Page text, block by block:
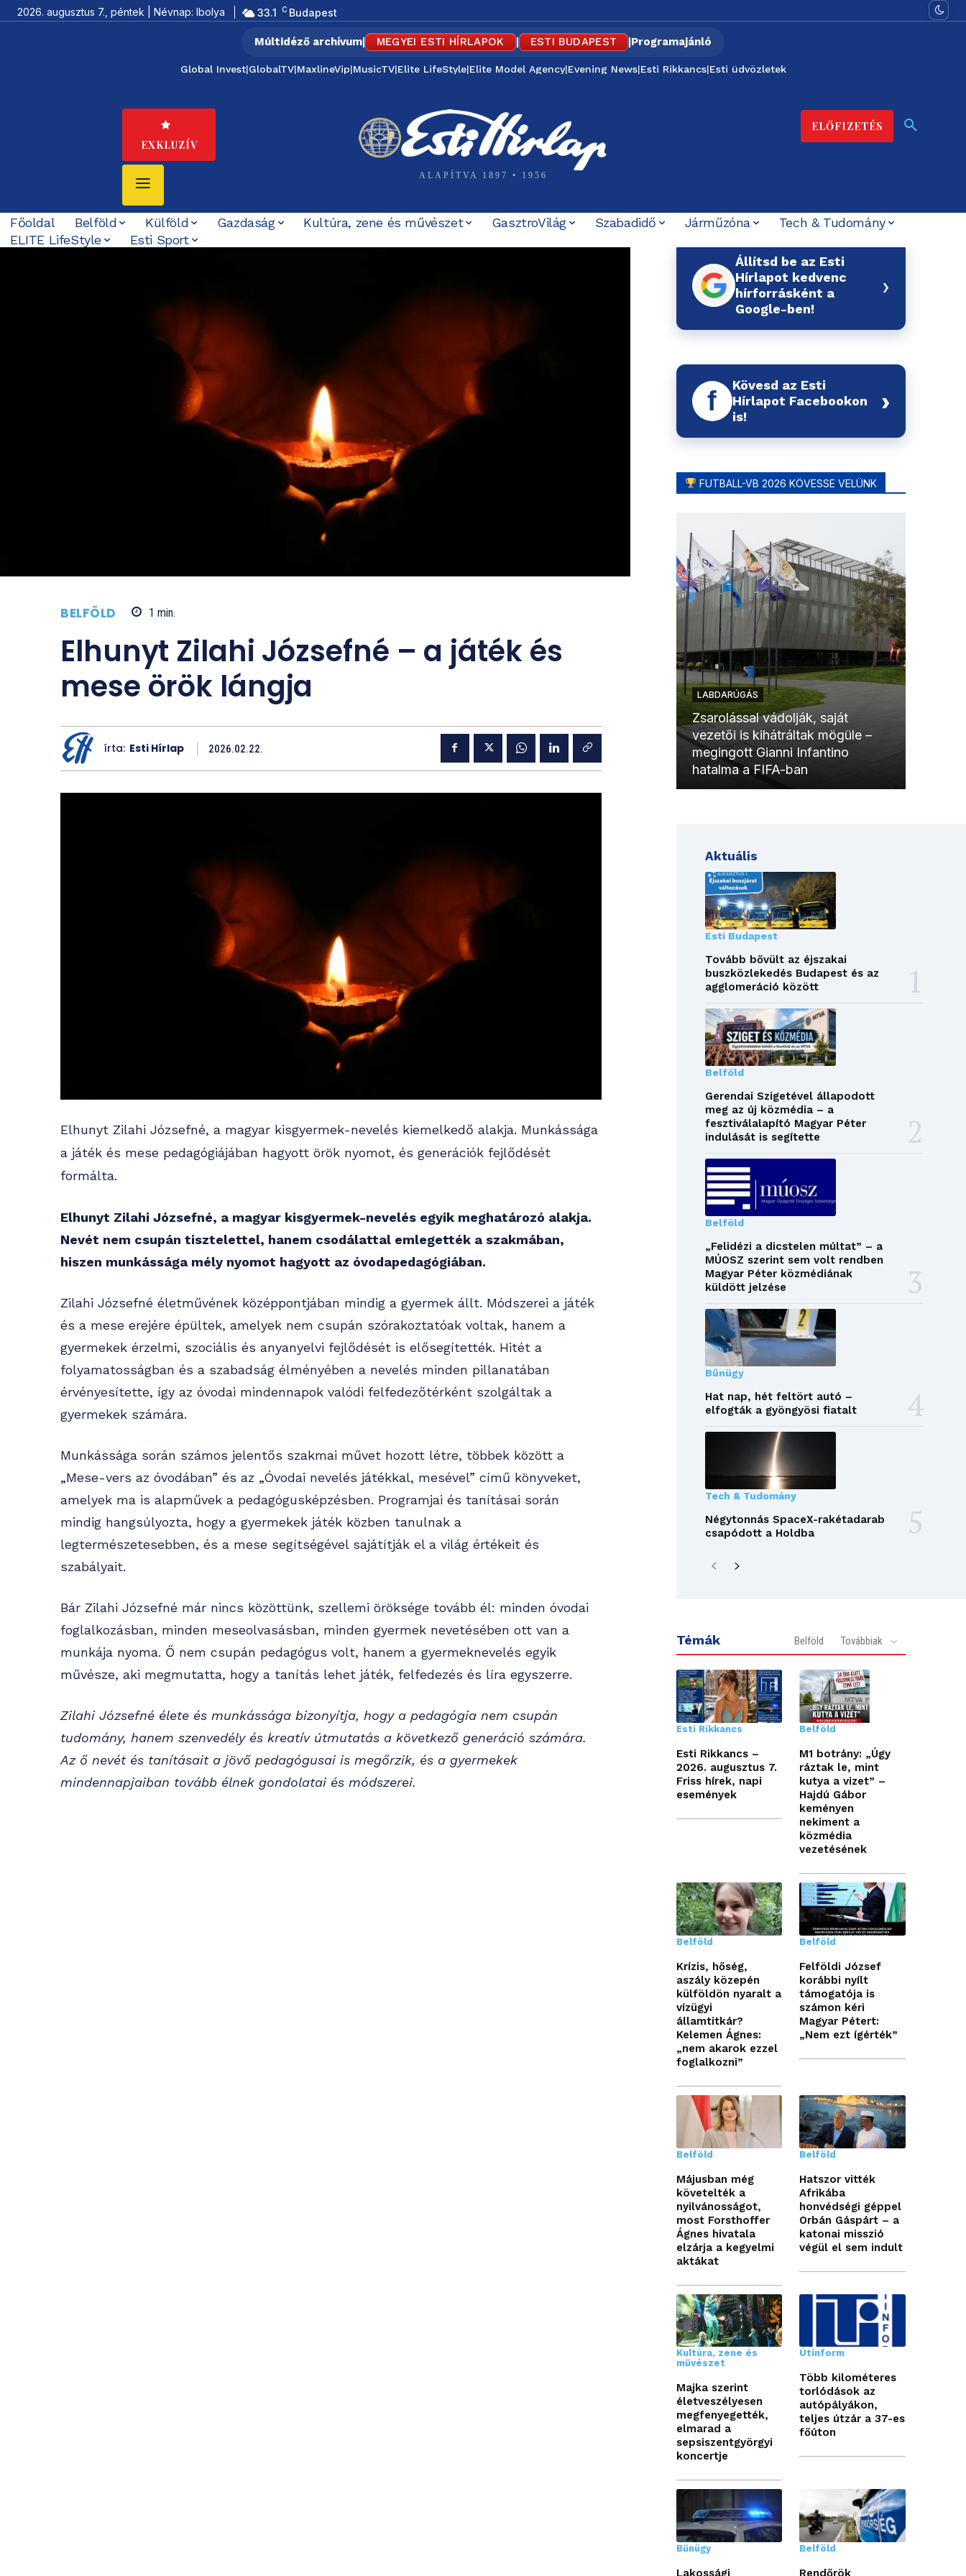
2026. augusztus 7., péntek | Névnap: Ibolya 33.1 C Budapest
Múltidéző archívum| MEGYEI ESTI HÍRLAPOK | ESTI BUDAPEST |Programajánló
Global Invest|GlobalTV|MaxlineVip|MusicTV|Elite LifeStyle|Elite Model Agency|Evening News|Esti Rikkancs|Esti üdvözletek
EXKLUZÍV
ALAPÍTVA 1897 • 1956
ELŐFIZETÉS
Főoldal Belföld Külföld Gazdaság Kultúra, zene és művészet GasztroVilág Szabadidő Járműzóna
Tech & Tudomány
ELITE LifeStyle
Esti Sport
BELFÖLD 1 min.
Elhunyt Zilahi Józsefné – a játék és
mese örök lángja
írta: Esti Hírlap 2026.02.22.
Elhunyt Zilahi Józsefné, a magyar kisgyermek-nevelés kiemelkedő alakja. Munkássága
a játék és mese pedagógiájában hagyott örök nyomot, és generációk fejlődését
formálta.
Elhunyt Zilahi Józsefné, a magyar kisgyermek-nevelés egyik meghatározó alakja.
Nevét nem csupán tisztelettel, hanem csodálattal emlegették a szakmában,
hiszen munkássága mély nyomot hagyott az óvodapedagógiában.
Zilahi Józsefné életművének középpontjában mindig a gyermek állt. Módszerei a játék
és a mese erejére épültek, amelyek nem csupán szórakoztatóak voltak, hanem a
gyermekek érzelmi, szociális és anyanyelvi fejlődését is elősegítették. Hitét a
folyamatosságban és a szabadság élményében a nevelés minden pillanatában
érvényesítette, így az óvodai mindennapok valódi felfedezőtérként szolgáltak a
gyermekek számára.
Munkássága során számos jelentős szakmai művet hozott létre, többek között a
„Mese-vers az óvodában” és az „Óvodai nevelés játékkal, mesével” című könyveket,
amelyek ma is alapművek a pedagógusképzésben. Programjai és tanításai során
mindig hangsúlyozta, hogy a gyermekek játék közben tanulnak a
legtermészetesebben, és a mese segítségével sajátítják el a világ értékeit és
szabályait.
Bár Zilahi Józsefné már nincs közöttünk, szellemi öröksége tovább él: minden óvodai
foglalkozásban, minden meseolvasásban, minden gyermek nevetésében ott van a
munkája nyoma. Ő nem csupán pedagógus volt, hanem a gyermeknevelés egyik
művésze, aki megmutatta, hogy a tanítás lehet játék, felfedezés és líra egyszerre.
Zilahi Józsefné élete és munkássága bizonyítja, hogy a pedagógia nem csupán
tudomány, hanem szenvedély és kreatív útmutatás a következő generáció számára.
Az ő nevét és tanításait a jövő pedagógusai is megőrzik, és a gyermekek
mindennapjaiban tovább élnek gondolatai és módszerei.
Állítsd be az Esti
Hírlapot kedvenc
hírforrásként a
Google-ben!
›
f
Kövesd az Esti
Hírlapot Facebookon
is!
›
FUTBALL-VB 2026 KÖVESSE VELÜNK
LABDARÚGÁS
Zsarolással vádolják, saját
vezetői is kihátráltak mögüle –
megingott Gianni Infantino
hatalma a FIFA-ban
Aktuális
Esti Budapest
Tovább bővült az éjszakai
buszközlekedés Budapest és az
agglomeráció között
Belföld
Gerendai Szigetével állapodott
meg az új közmédia – a
fesztiválalapító Magyar Péter
indulását is segítette
Belföld
„Felidézi a dicstelen múltat” – a
MÚOSZ szerint sem volt rendben
Magyar Péter közmédiának
küldött jelzése
Bűnügy
Hat nap, hét feltört autó –
elfogták a gyöngyösi fiatalt
Tech & Tudomány
Négytonnás SpaceX-rakétadarab
csapódott a Holdba
Témák Belföld Továbbiak
Esti Rikkancs
Esti Rikkancs –
2026. augusztus 7.
Friss hírek, napi
események
Belföld
M1 botrány: „Úgy
ráztak le, mint
kutya a vizet” –
Hajdú Gábor
keményen
nekiment a
közmédia
vezetésének
Belföld
Krízis, hőség,
aszály közepén
külföldön nyaralt a
vízügyi
államtitkár?
Kelemen Ágnes:
„nem akarok ezzel
foglalkozni”
Belföld
Felföldi József
korábbi nyílt
támogatója is
számon kéri
Magyar Pétert:
„Nem ezt ígérték”
Belföld
Májusban még
követelték a
nyilvánosságot,
most Forsthoffer
Ágnes hivatala
elzárja a kegyelmi
aktákat
Belföld
Hatszor vitték
Afrikába
honvédségi géppel
Orbán Gáspárt – a
katonai misszió
végül el sem indult
Kultúra, zene és
művészet
Majka szerint
életveszélyesen
megfenyegették,
elmarad a
sepsiszentgyörgyi
koncertje
Útinform
Több kilométeres
torlódások az
autópályákon,
teljes útzár a 37-es
főúton
Bűnügy
Lakossági
Belföld
Rendőrök